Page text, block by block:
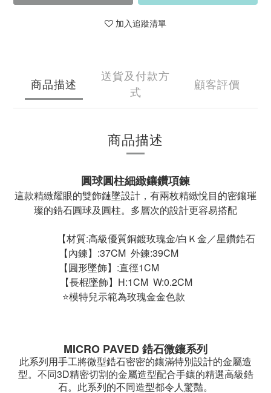
加入追蹤清單
商品描述
送貨及付款方
式
顧客評價
商品描述
圓球圓柱細緻鑲鑽項鍊
這款精緻耀眼的雙飾鏈墜設計，有兩枚精緻悅目的密鑲璀
璨的鋯石圓球及圓柱。多層次的設計更容易搭配
【材質:高級優質銅鍍玫瑰金/白Ｋ金／星鑽鋯石
【內鍊】:37CM 外鍊:39CM
【圓形墜飾】:直徑1CM
【長棍墜飾】H:1CM W:0.2CM
⭐模特兒示範為玫瑰金金色款
MICRO PAVED 鋯石微鑲系列
此系列用手工將微型鋯石密密的鑲滿特別設計的金屬造
型。不同3D精密切割的金屬造型配合手鑲的精選高級鋯
石。此系列的不同造型都令人驚豔。